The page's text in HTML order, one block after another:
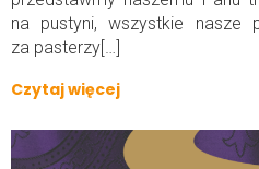
na pustyni, wszystkie nasze
za pasterzy[…]
Czytaj więcej